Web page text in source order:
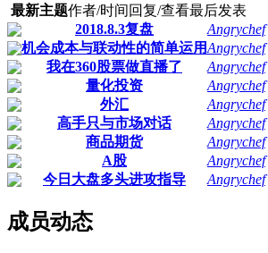
最新主题作者/时间 回复/查看最后发表
2018.8.3复盘
Angrychef
机会成本与联动性的简单运用Angrychef
我在360股票做直播了
Angrychef
量化投资
Angrychef
外汇
Angrychef
高手只与市场对话
Angrychef
商品期货
Angrychef
A股
Angrychef
今日大盘多头进攻指导
Angrychef
成员动态